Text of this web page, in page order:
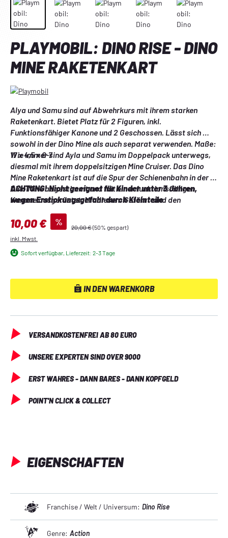
PLAYMOBIL: DINO RISE - DINO
MINE RAKETENKART
Alya und Samu sind auf Abwehrkurs mit ihrem starken
Raketenkart. Bietet Platz für 2 Figuren, inkl.
Funktionsfähiger Kanone und 2 Geschossen. Lässt sich
sowohl in der Dino Mine als auch separat verwenden. Maße:
17 x 4,5 x 6-7
Wie immer sind Ayla und Samu im Doppelpack unterwegs,
diesmal mit ihrem doppelsitzigen Mine Cruiser. Das Dino
Mine Raketenkart ist auf die Spur der Schienenbahn in der
Dino Mine abgestimmt und mit einer funktionsfähigen
Kanone ausgerüstet. Mit diesem Gefährt sind den
enthält Ayla und Samu aus Team Dino Rise, ein Raketenkart
mit Anhänger und integrierter Kanone, zwei Geschosse,
einen Bauplan, Brecheisen und viele weitere Extras für
rasanten Spielspaß.
ACHTUNG! Nicht geeignet für Kinder unter 3 Jahren,
wegen Erstickungsgefahr durch Kleinteile
Verkaufspreis:
10,00 € % Regulärer Preis:
20,00 €(50% gespart)
inkl. Mwst.
Sofort verfügbar, Lieferzeit: 2-3 Tage
IN DEN WARENKORB
VERSANDKOSTENFREI AB 80 EURO
UNSERE EXPERTEN SIND OVER 9000
ERST WAHRES - DANN BARES - DANN KOPFGELD
POINT'N CLICK & COLLECT
EIGENSCHAFTEN
Franchise / Welt / Universum: Dino Rise
Genre: Action